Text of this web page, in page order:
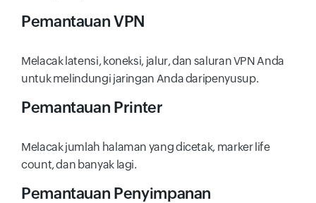
Pemantauan VPN
Melacak latensi, koneksi, jalur, dan saluran VPN Anda
untuk melindungi jaringan Anda daripenyusup.
Pemantauan Printer
Melacak jumlah halaman yang dicetak, marker life
count, dan banyak lagi.
Pemantauan Penyimpanan